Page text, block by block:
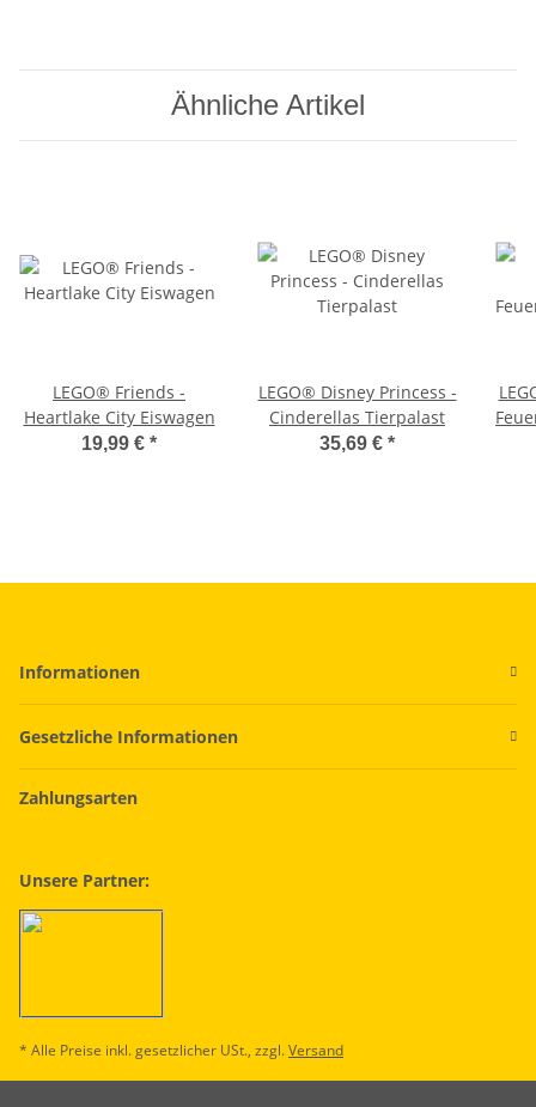
Ähnliche Artikel
LEGO® Friends -
Heartlake City Eiswagen
19,99 € *
LEGO® Disney Princess -
Cinderellas Tierpalast
35,69 € *
Informationen
Gesetzliche Informationen
Zahlungsarten
Unsere Partner:
* Alle Preise inkl. gesetzlicher USt., zzgl.Versand